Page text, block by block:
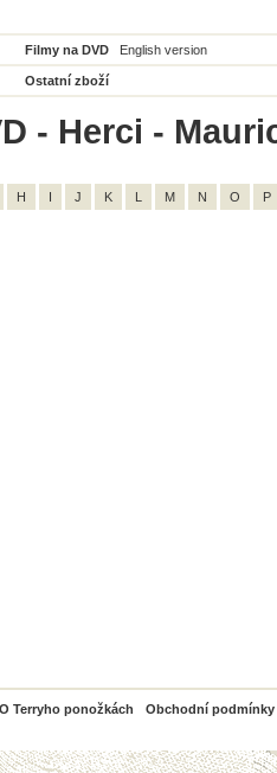
Filmy na DVD English version
Ostatní zboží
- Herci -
H I J K L M N O P
O Terryho ponožkách Obchodní podmínky
PayPal